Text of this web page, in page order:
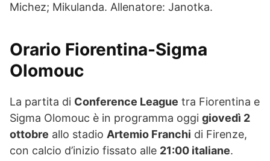
Michez; Mikulanda. Allenatore: Janotka.
Orario Fiorentina-Sigma
Olomouc
La partita di Conference League tra Fiorentina e
Sigma Olomouc è in programma oggi giovedì 2
ottobre allo stadio Artemio Franchi di Firenze,
con calcio d’inizio fissato alle 21:00 italiane.